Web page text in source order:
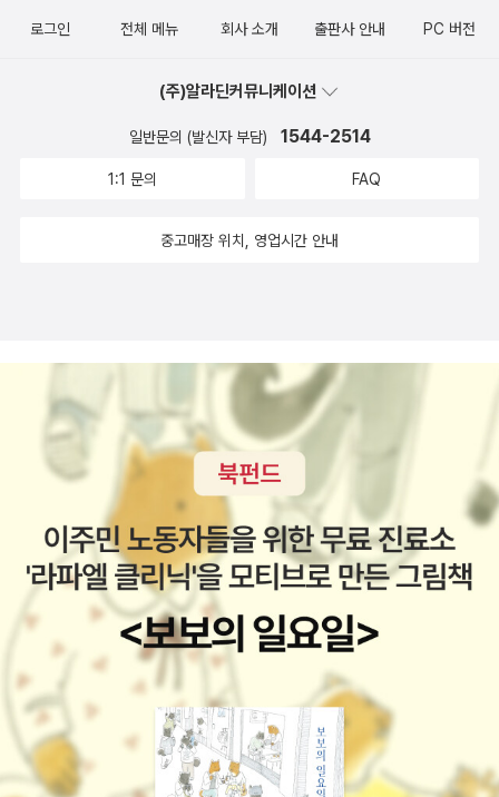
로그인 전체 메뉴 회사 소개 출판사 안내 PC 버전
(주)알라딘커뮤니케이션
일반문의 (발신자 부담) 1544-2514
1:1 문의 FAQ
중고매장 위치, 영업시간 안내